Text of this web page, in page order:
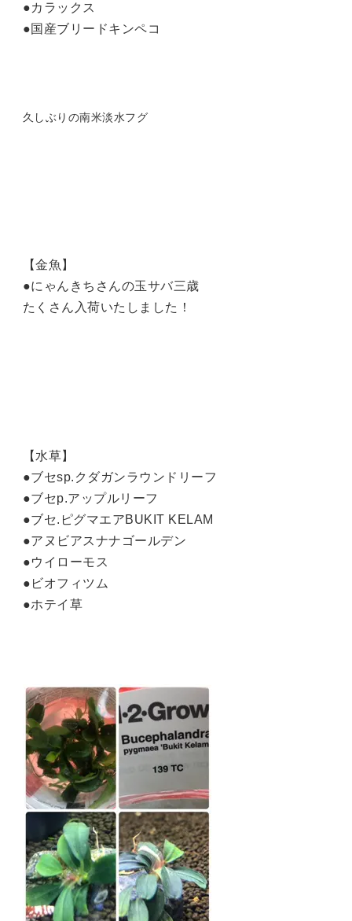
●カラックス
●国産ブリードキンペコ
久しぶりの南米淡水フグ
【金魚】
●にゃんきちさんの玉サバ三歳
たくさん入荷いたしました！
【水草】
●ブセsp.クダガンラウンドリーフ
●ブセp.アップルリーフ
●ブセ.ピグマエアBUKIT KELAM
●アヌビアスナナゴールデン
●ウイローモス
●ビオフィツム
●ホテイ草